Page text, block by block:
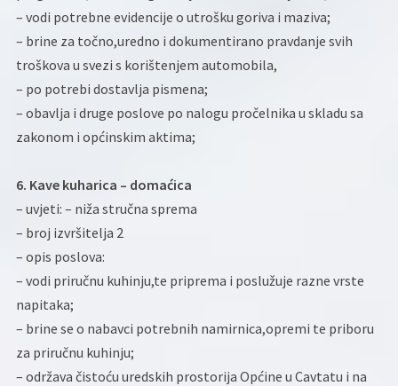
– vodi potrebne evidencije o utrošku goriva i maziva;
– brine za točno,uredno i dokumentirano pravdanje svih
troškova u svezi s korištenjem automobila,
– po potrebi dostavlja pismena;
– obavlja i druge poslove po nalogu pročelnika u skladu sa
zakonom i općinskim aktima;
6. Kave kuharica – domaćica
– uvjeti: – niža stručna sprema
– broj izvršitelja 2
– opis poslova:
– vodi priručnu kuhinju,te priprema i poslužuje razne vrste
napitaka;
– brine se o nabavci potrebnih namirnica,opremi te priboru
za priručnu kuhinju;
– održava čistoću uredskih prostorija Općine u Cavtatu i na